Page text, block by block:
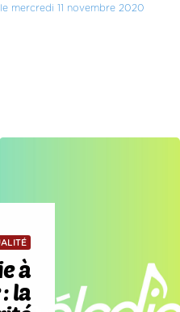
mercredi 11 novembre 2020
à
la